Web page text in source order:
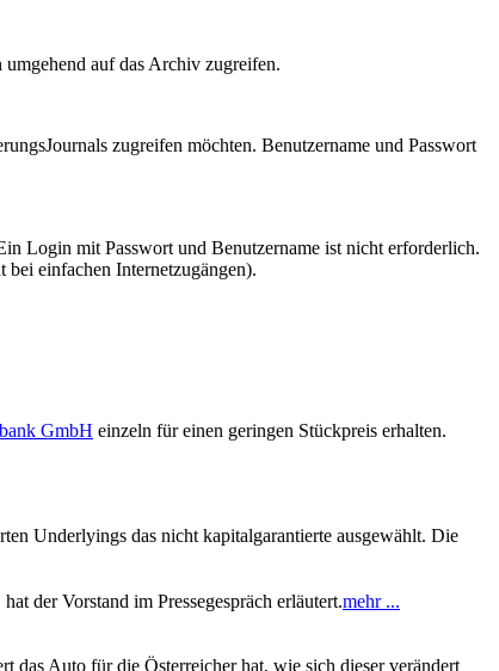
auf das Archiv zugreifen.
zugreifen möchten. Benutzername und Passwort
Login mit Passwort und Benutzername ist nicht erforderlich.
einfachen Internetzugängen).
GmbH einzeln für einen geringen Stückpreis erhalten.
Underlyings das nicht kapitalgarantierte ausgewählt. Die
der Vorstand im Pressegespräch erläutert.mehr ...
Auto für die Österreicher hat, wie sich dieser verändert